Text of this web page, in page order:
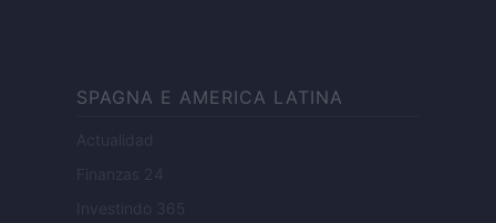
SPAGNA E AMERICA LATINA
Actualidad
Finanzas 24
Investindo 365